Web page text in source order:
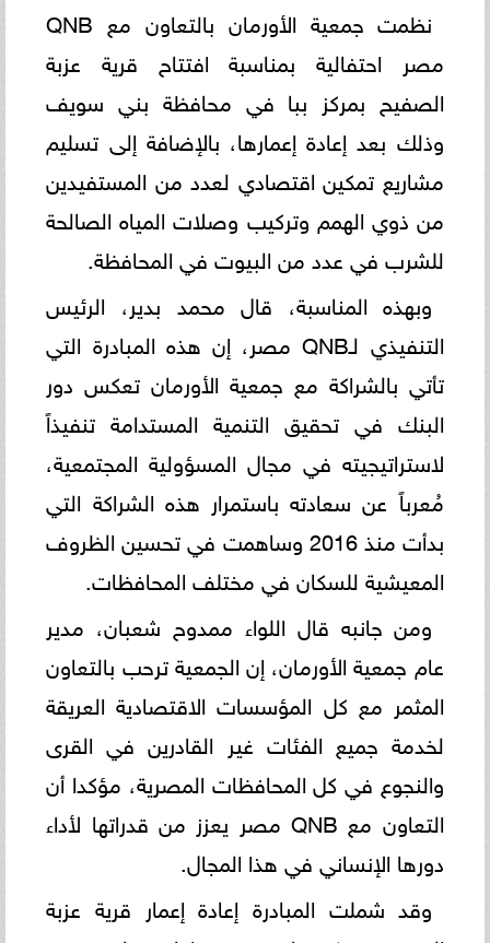
نظمت جمعية الأورمان بالتعاون مع QNB
مصر احتفالية بمناسبة افتتاح قرية عزبة
الصفيح بمركز ببا في محافظة بني سويف
وذلك بعد إعادة إعمارها، بالإضافة إلى تسليم
مشاريع تمكين اقتصادي لعدد من المستفيدين
من ذوي الهمم وتركيب وصلات المياه الصالحة
للشرب في عدد من البيوت في المحافظة.
وبهذه المناسبة، قال محمد بدير، الرئيس
التنفيذي لـQNB مصر، إن هذه المبادرة التي
تأتي بالشراكة مع جمعية الأورمان تعكس دور
البنك في تحقيق التنمية المستدامة تنفيذاً
لاستراتيجيته في مجال المسؤولية المجتمعية،
مُعرباً عن سعادته باستمرار هذه الشراكة التي
بدأت منذ 2016 وساهمت في تحسين الظروف
المعيشية للسكان في مختلف المحافظات.
ومن جانبه قال اللواء ممدوح شعبان، مدير
عام جمعية الأورمان، إن الجمعية ترحب بالتعاون
المثمر مع كل المؤسسات الاقتصادية العريقة
لخدمة جميع الفئات غير القادرين في القرى
والنجوع في كل المحافظات المصرية، مؤكدا أن
التعاون مع QNB مصر يعزز من قدراتها لأداء
دورها الإنساني في هذا المجال.
وقد شملت المبادرة إعادة إعمار قرية عزبة